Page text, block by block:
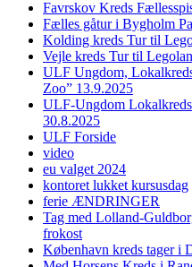
Favrskov Kreds
Fælles gåtur i Bygholm
Kolding kreds Tur til
Vejle kreds Tur til
ULF Ungdom,
Zoo” 13.9.2025
ULF-Ungdom
30.8.2025
ULF Forside
video
eu valget 2024
kontoret lukket kursusdag
ferie ÆNDRINGER
Tag med Lolland-
frokost
København kreds tager i